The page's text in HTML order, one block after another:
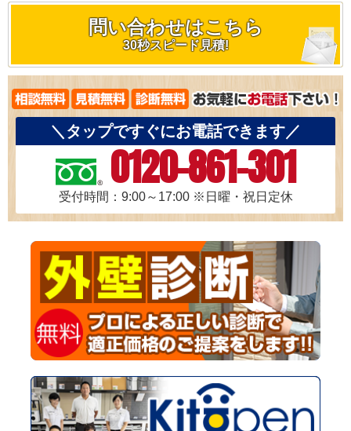
問い合わせはこちら
30秒スピード見積!
＼タップですぐにお電話できます／
0120-861-301
受付時間：9:00～17:00 ※日曜・祝日定休